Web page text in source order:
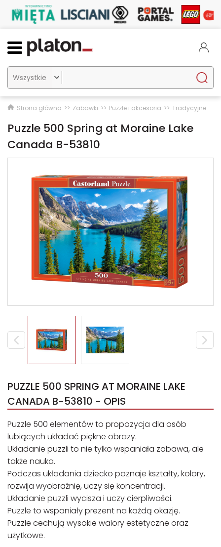

Strona główna Zabawki Puzzle i akcesoria Tradycyjne
Puzzle 500 Spring at Moraine Lake
Canada B-53810
PUZZLE 500 SPRING AT MORAINE LAKE
CANADA B-53810 - OPIS
Puzzle 500 elementów to propozycja dla osób
lubiących układać piękne obrazy.
Układanie puzzli to nie tylko wspaniała zabawa, ale
także nauka.
Podczas układania dziecko poznaje kształty, kolory,
rozwija wyobraźnię, uczy się koncentracji.
Układanie puzzli wycisza i uczy cierpliwości.
Puzzle to wspaniały prezent na każdą okazję.
Puzzle cechują wysokie walory estetyczne oraz
użytkowe.